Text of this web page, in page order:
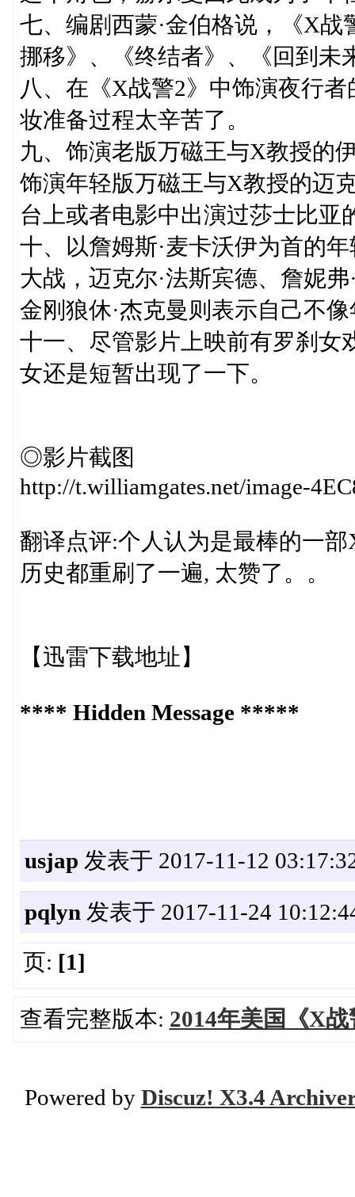
七、编剧西蒙·金伯格说，《X
挪移》、《终结者》、《回到未
八、在《X战警2》中饰演夜行
妆准备过程太辛苦了。
九、饰演老版万磁王与X教授的
饰演年轻版万磁王与X教授的迈
台上或者电影中出演过莎士比
十、以詹姆斯·麦卡沃伊为首的
大战，迈克尔·法斯宾德、詹妮
金刚狼休·杰克曼则表示自己不
十一、尽管影片上映前有罗刹女
女还是短暂出现了一下。
◎影片截图
http://t.williamgates.net/image-
翻译点评:个人认为是最棒的一
历史都重刷了一遍, 太赞了。。
【迅雷下载地址】
**** Hidden Message *****
usjap 发表于 2017-11-12
pqlyn 发表于 2017-11-24
页: [1]
查看完整版本: 2014年美国《X
Powered by Discuz! X3.4